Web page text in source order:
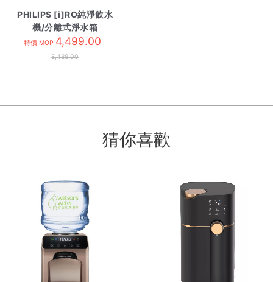
PHILIPS [i]RO純淨飲水
機/分離式淨水箱
ADD6921DG/90 炭灰
色
特價 MOP 4,499.00
5,488.00
猜你喜歡